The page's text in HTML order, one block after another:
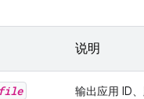
说明
file
输出应用 ID